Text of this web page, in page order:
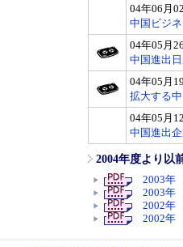
04年06月
中国ビジ
04年05月
中国進出
04年05月
拡大する
04年05月
中国進出
2004年度より以
2003年
2003年
2002年
2002年